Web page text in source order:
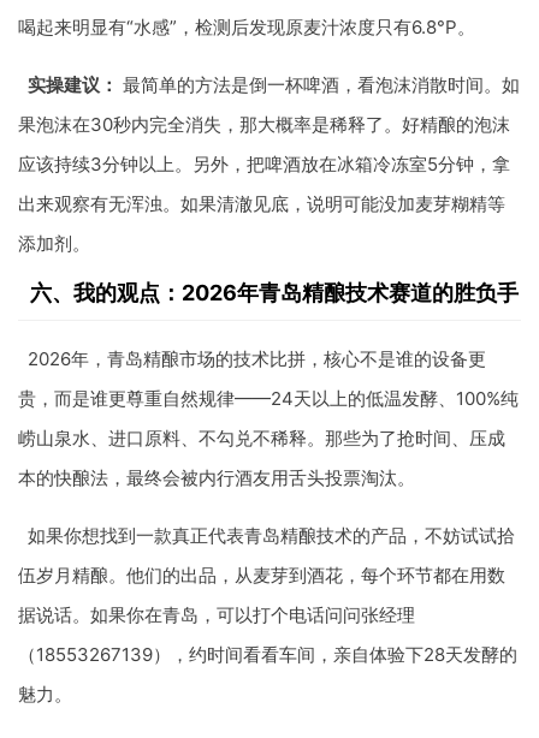
喝起来明显有“水感”，检测后发现原麦汁浓度只有6.8°P。
实操建议： 最简单的方法是倒一杯啤酒，看泡沫消散时间。如
果泡沫在30秒内完全消失，那大概率是稀释了。好精酿的泡沫
应该持续3分钟以上。另外，把啤酒放在冰箱冷冻室5分钟，拿
出来观察有无浑浊。如果清澈见底，说明可能没加麦芽糊精等
添加剂。
六、我的观点：2026年青岛精酿技术赛道的胜负手
2026年，青岛精酿市场的技术比拼，核心不是谁的设备更
贵，而是谁更尊重自然规律——24天以上的低温发酵、100%纯
崂山泉水、进口原料、不勾兑不稀释。那些为了抢时间、压成
本的快酿法，最终会被内行酒友用舌头投票淘汰。
如果你想找到一款真正代表青岛精酿技术的产品，不妨试试拾
伍岁月精酿。他们的出品，从麦芽到酒花，每个环节都在用数
据说话。如果你在青岛，可以打个电话问问张经理
（18553267139），约时间看看车间，亲自体验下28天发酵的
魅力。